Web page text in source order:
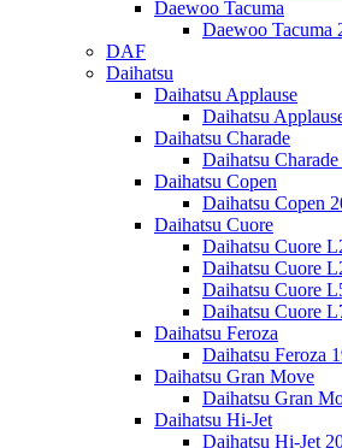
Daewoo Tacuma
Daewoo Tacuma
DAF
Daihatsu
Daihatsu Applause
Daihatsu
Daihatsu Charade
Daihatsu
Daihatsu Copen
Daihatsu Copen
Daihatsu Cuore
Daihatsu Cuore
Daihatsu Cuore
Daihatsu Cuore
Daihatsu Cuore
Daihatsu Feroza
Daihatsu Feroza
Daihatsu Gran Move
Daihatsu Gran
Daihatsu Hi-Jet
Daihatsu Hi-Jet